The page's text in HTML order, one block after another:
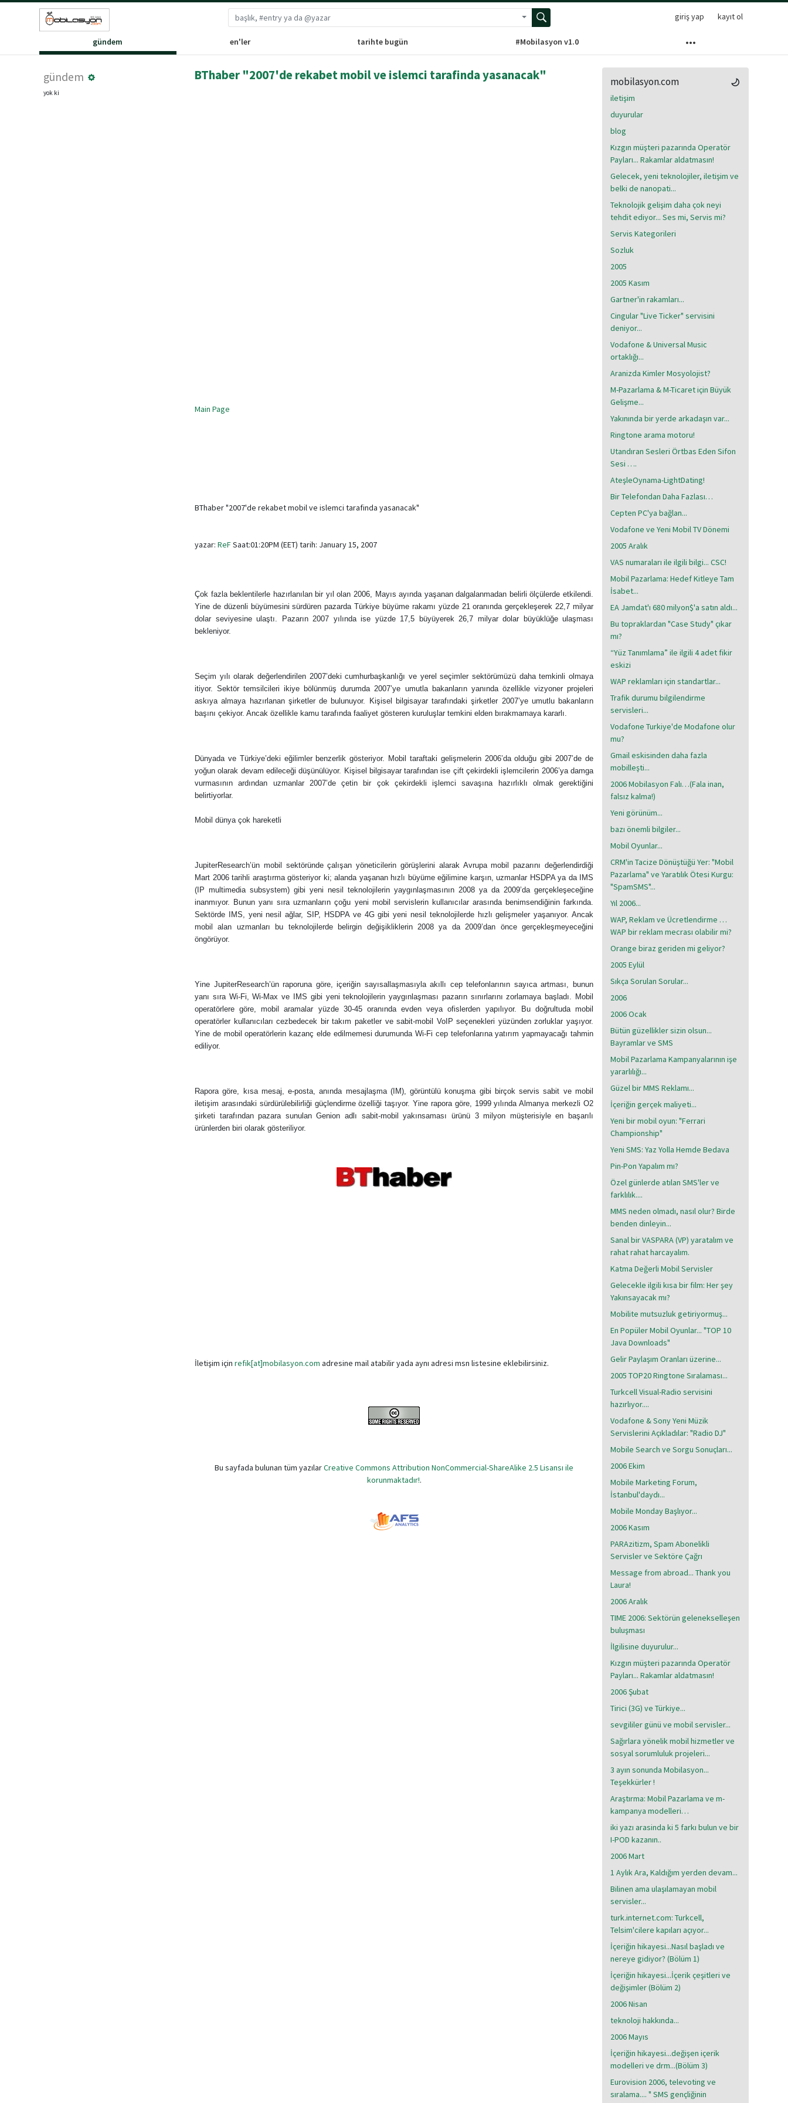
Gelişmiş arama menüsünü aç giriş yap kayıt ol
gündem en'ler tarihte bugün #Mobilasyon v1.0
gündem
yok ki
BThaber "2007'de rekabet mobil ve islemci tarafinda yasanacak"
Main Page
BThaber "2007'de rekabet mobil ve islemci tarafinda yasanacak"
yazar: ReFSaat:01:20PM (EET) tarih: January 15, 2007
Çok fazla beklentilerle hazırlanılan bir yıl olan 2006, Mayıs ayında yaşanan dalgalanmadan belirli ölçülerde etkilendi.
Yine de düzenli büyümesini sürdüren pazarda Türkiye büyüme rakamı yüzde 21 oranında gerçekleşerek 22,7 milyar
dolar seviyesine ulaştı. Pazarın 2007 yılında ise yüzde 17,5 büyüyerek 26,7 milyar dolar büyüklüğe ulaşması
bekleniyor.
Seçim yılı olarak değerlendirilen 2007’deki cumhurbaşkanlığı ve yerel seçimler sektörümüzü daha temkinli olmaya
itiyor. Sektör temsilcileri ikiye bölünmüş durumda 2007’ye umutla bakanların yanında özellikle vizyoner projeleri
askıya almaya hazırlanan şirketler de bulunuyor. Kişisel bilgisayar tarafındaki şirketler 2007’ye umutlu bakanların
başını çekiyor. Ancak özellikle kamu tarafında faaliyet gösteren kuruluşlar temkini elden bırakmamaya kararlı.
Dünyada ve Türkiye’deki eğilimler benzerlik gösteriyor. Mobil taraftaki gelişmelerin 2006’da olduğu gibi 2007’de de
yoğun olarak devam edileceği düşünülüyor. Kişisel bilgisayar tarafından ise çift çekirdekli işlemcilerin 2006’ya damga
vurmasının ardından uzmanlar 2007’de çetin bir çok çekirdekli işlemci savaşına hazırlıklı olmak gerektiğini
belirtiyorlar.
Mobil dünya çok hareketli
JupiterResearch’ün mobil sektöründe çalışan yöneticilerin görüşlerini alarak Avrupa mobil pazarını değerlendirdiği
Mart 2006 tarihli araştırma gösteriyor ki; alanda yaşanan hızlı büyüme eğilimine karşın, uzmanlar HSDPA ya da IMS
(IP multimedia subsystem) gibi yeni nesil teknolojilerin yaygınlaşmasının 2008 ya da 2009’da gerçekleşeceğine
inanmıyor. Bunun yanı sıra uzmanların çoğu yeni mobil servislerin kullanıcılar arasında benimsendiğinin farkında.
Sektörde IMS, yeni nesil ağlar, SIP, HSDPA ve 4G gibi yeni nesil teknolojilerde hızlı gelişmeler yaşanıyor. Ancak
mobil alan uzmanları bu teknolojilerde belirgin değişikliklerin 2008 ya da 2009’dan önce gerçekleşmeyeceğini
öngörüyor.
Yine JupiterResearch’ün raporuna göre, içeriğin sayısallaşmasıyla akıllı cep telefonlarının sayıca artması, bunun
yanı sıra Wi-Fi, Wi-Max ve IMS gibi yeni teknolojilerin yaygınlaşması pazarın sınırlarını zorlamaya başladı. Mobil
operatörlere göre, mobil aramalar yüzde 30-45 oranında evden veya ofislerden yapılıyor. Bu doğrultuda mobil
operatörler kullanıcıları cezbedecek bir takım paketler ve sabit-mobil VoIP seçenekleri yüzünden zorluklar yaşıyor.
Yine de mobil operatörlerin kazanç elde edilmemesi durumunda Wi-Fi cep telefonlarına yatırım yapmayacağı tahmin
ediliyor.
Rapora göre, kısa mesaj, e-posta, anında mesajlaşma (IM), görüntülü konuşma gibi birçok servis sabit ve mobil
iletişim arasındaki sürdürülebilirliği güçlendirme özelliği taşıyor. Yine rapora göre, 1999 yılında Almanya merkezli O2
şirketi tarafından pazara sunulan Genion adlı sabit-mobil yakınsaması ürünü 3 milyon müşterisiyle en başarılı
ürünlerden biri olarak gösteriliyor.
İletişim için refik[at]mobilasyon.com adresine mail atabilir yada aynı adresi msn listesine eklebilirsiniz.
Bu sayfada bulunan tüm yazılarCreative Commons Attribution NonCommercial-ShareAlike 2.5 Lisansı ile
korunmaktadır!.
mobilasyon.com
iletişim
duyurular
blog
Kızgın müşteri pazarında Operatör
Payları... Rakamlar aldatmasın!
Gelecek, yeni teknolojiler, iletişim ve
belki de nanopati...
Teknolojik gelişim daha çok neyi
tehdit ediyor... Ses mi, Servis mi?
Servis Kategorileri
Sozluk
2005
2005 Kasım
Gartner'in rakamları...
Cingular "Live Ticker" servisini
deniyor...
Vodafone & Universal Music
ortaklığı...
Aranizda Kimler Mosyolojist?
M-Pazarlama & M-Ticaret için Büyük
Gelişme...
Yakınında bir yerde arkadaşın var...
Ringtone arama motoru!
Utandıran Sesleri Örtbas Eden Sifon
Sesi ….
AteşleOynama-LightDating!
Bir Telefondan Daha Fazlası…
Cepten PC'ya bağlan...
Vodafone ve Yeni Mobil TV Dönemi
2005 Aralık
VAS numaraları ile ilgili bilgi... CSC!
Mobil Pazarlama: Hedef Kitleye Tam
İsabet...
EA Jamdat'ı 680 milyon$'a satın aldı...
Bu topraklardan "Case Study" çıkar
mı?
“Yüz Tanımlama” ile ilgili 4 adet fikir
eskizi
WAP reklamları için standartlar...
Trafik durumu bilgilendirme
servisleri...
Vodafone Turkiye'de Modafone olur
mu?
Gmail eskisinden daha fazla
mobilleşti...
2006 Mobilasyon Falı…(Fala inan,
falsız kalma!)
Yeni görünüm...
bazı önemli bilgiler...
Mobil Oyunlar...
CRM'in Tacize Dönüştüğü Yer: "Mobil
Pazarlama" ve Yaratılık Ötesi Kurgu:
"SpamSMS"...
Yıl 2006...
WAP, Reklam ve Ücretlendirme …
WAP bir reklam mecrası olabilir mi?
Orange biraz geriden mi geliyor?
2005 Eylül
Sıkça Sorulan Sorular...
2006
2006 Ocak
Bütün güzellikler sizin olsun...
Bayramlar ve SMS
Mobil Pazarlama Kampanyalarının işe
yararlılığı...
Güzel bir MMS Reklamı...
İçeriğin gerçek maliyeti...
Yeni bir mobil oyun: "Ferrari
Championship"
Yeni SMS: Yaz Yolla Hemde Bedava
Pin-Pon Yapalım mı?
Özel günlerde atılan SMS'ler ve
farklılık....
MMS neden olmadı, nasıl olur? Birde
benden dinleyin...
Sanal bir VASPARA (VP) yaratalım ve
rahat rahat harcayalım.
Katma Değerli Mobil Servisler
Gelecekle ilgili kısa bir film: Her şey
Yakınsayacak mı?
Mobilite mutsuzluk getiriyormuş...
En Popüler Mobil Oyunlar... "TOP 10
Java Downloads"
Gelir Paylaşım Oranları üzerine...
2005 TOP20 Ringtone Sıralaması...
Turkcell Visual-Radio servisini
hazırlıyor....
Vodafone & Sony Yeni Müzik
Servislerini Açıkladılar: "Radio DJ"
Mobile Search ve Sorgu Sonuçları...
2006 Ekim
Mobile Marketing Forum,
İstanbul'daydı...
Mobile Monday Başlıyor...
2006 Kasım
PARAzitizm, Spam Abonelikli
Servisler ve Sektöre Çağrı
Message from abroad... Thank you
Laura!
2006 Aralık
TIME 2006: Sektörün gelenekselleşen
buluşması
İlgilisine duyurulur...
Kızgın müşteri pazarında Operatör
Payları... Rakamlar aldatmasın!
2006 Şubat
Tirici (3G) ve Türkiye...
sevgililer günü ve mobil servisler...
Sağırlara yönelik mobil hizmetler ve
sosyal sorumluluk projeleri...
3 ayın sonunda Mobilasyon...
Teşekkürler !
Araştırma: Mobil Pazarlama ve m-
kampanya modelleri…
iki yazı arasinda ki 5 farkı bulun ve bir
I-POD kazanın..
2006 Mart
1 Aylık Ara, Kaldığım yerden devam...
Bilinen ama ulaşılamayan mobil
servisler...
turk.internet.com: Turkcell,
Telsim'cilere kapıları açıyor...
İçeriğin hikayesi...Nasıl başladı ve
nereye gidiyor? (Bölüm 1)
İçeriğin hikayesi...İçerik çeşitleri ve
değişimler (Bölüm 2)
2006 Nisan
teknoloji hakkında...
2006 Mayıs
İçeriğin hikayesi...değişen içerik
modelleri ve drm...(Bölüm 3)
Eurovision 2006, televoting ve
sıralama.... " SMS gençliğinin